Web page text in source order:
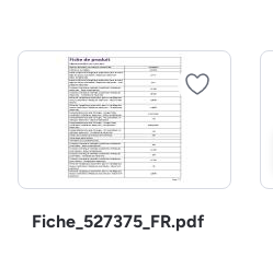
Fiche_527375_FR.pdf